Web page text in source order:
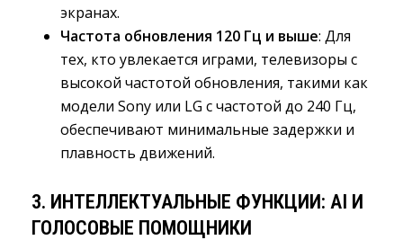
экранах.
Частота обновления 120 Гц и выше: Для
тех, кто увлекается играми, телевизоры с
высокой частотой обновления, такими как
модели Sony или LG с частотой до 240 Гц,
обеспечивают минимальные задержки и
плавность движений.
3. ИНТЕЛЛЕКТУАЛЬНЫЕ ФУНКЦИИ: AI И
ГОЛОСОВЫЕ ПОМОЩНИКИ